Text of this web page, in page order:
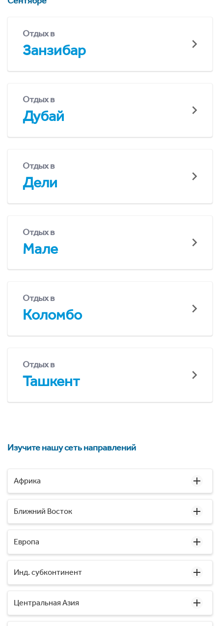
Отдых в
Занзибар
Отдых в
Дубай
Отдых в
Дели
Отдых в
Мале
Отдых в
Коломбо
Отдых в
Ташкент
Изучите нашу сеть направлений
Африка
Ближний Восток
Европа
Инд. субконтинент
Центральная Азия